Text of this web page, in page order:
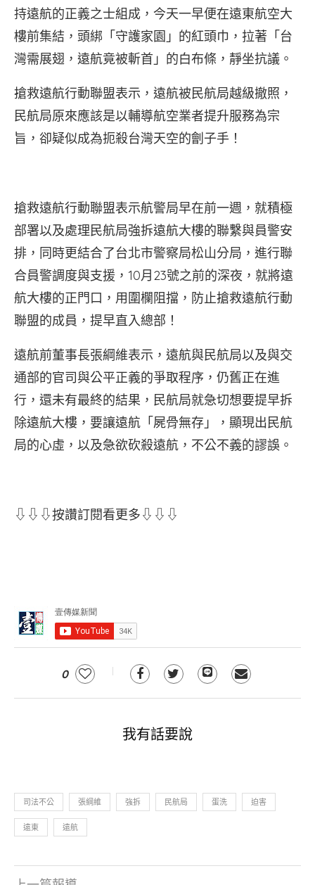
持遠航的正義之士組成，今天一早便在遠東航空大
樓前集結，頭綁「守護家園」的紅頭巾，拉著「台
灣需展翅，遠航竟被斬首」的白布條，靜坐抗議。
搶救遠航行動聯盟表示，遠航被民航局越級撤照，
民航局原來應該是以輔導航空業者提升服務為宗
旨，卻疑似成為扼殺台灣天空的劊子手！
搶救遠航行動聯盟表示航警局早在前一週，就積極
部署以及處理民航局強拆遠航大樓的聯繫與員警安
排，同時更結合了台北市警察局松山分局，進行聯
合員警調度與支援，10月23號之前的深夜，就將遠
航大樓的正門口，用圍欄阻擋，防止搶救遠航行動
聯盟的成員，提早直入總部！
遠航前董事長張綱維表示，遠航與民航局以及與交
通部的官司與公平正義的爭取程序，仍舊正在進
行，還未有最終的結果，民航局就急切想要提早拆
除遠航大樓，要讓遠航「屍骨無存」，顯現出民航
局的心虛，以及急欲砍殺遠航，不公不義的謬誤。
⇩⇩⇩按讚訂閱看更多⇩⇩⇩
0
我有話要說
司法不公 張綱維 強拆 民航局 蛋洗 迫害
遠東 遠航